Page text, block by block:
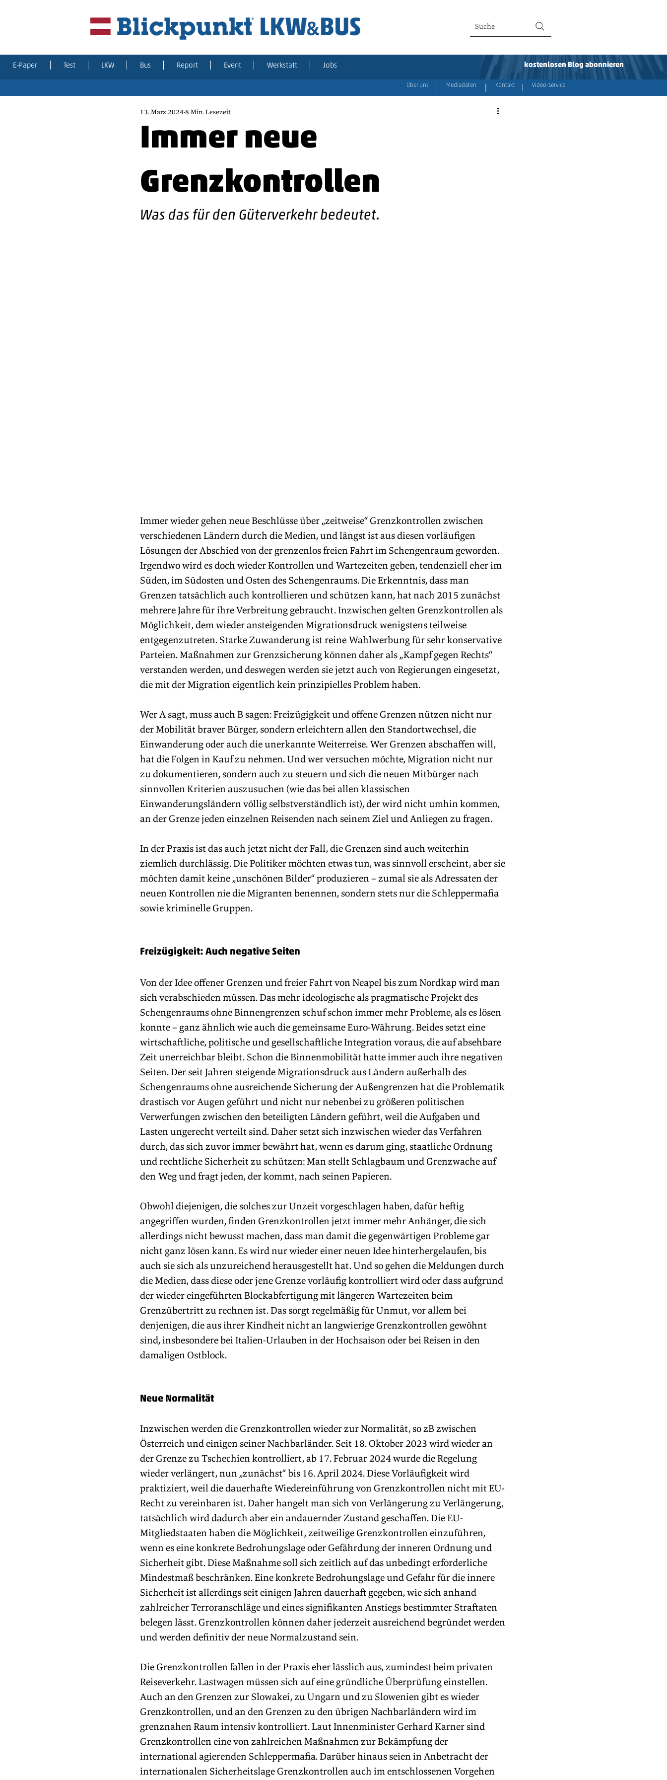
Suche
E-Paper Test LKW Bus Report Event Werkstatt Jobs kostenlosen Blog abonnieren
Immer neue
Grenzkontrollen
13. März 2024 8 Min. Lesezeit
Was das für den Güterverkehr bedeutet.
Immer wieder gehen neue Beschlüsse über „zeitweise“ Grenzkontrollen zwischen
verschiedenen Ländern durch die Medien, und längst ist aus diesen vorläufigen
Lösungen der Abschied von der grenzenlos freien Fahrt im Schengenraum geworden.
Irgendwo wird es doch wieder Kontrollen und Wartezeiten geben, tendenziell eher im
Süden, im Südosten und Osten des Schengenraums. Die Erkenntnis, dass man
Grenzen tatsächlich auch kontrollieren und schützen kann, hat nach 2015 zunächst
mehrere Jahre für ihre Verbreitung gebraucht. Inzwischen gelten Grenzkontrollen als
Möglichkeit, dem wieder ansteigenden Migrationsdruck wenigstens teilweise
entgegenzutreten. Starke Zuwanderung ist reine Wahlwerbung für sehr konservative
Parteien. Maßnahmen zur Grenzsicherung können daher als „Kampf gegen Rechts“
verstanden werden, und deswegen werden sie jetzt auch von Regierungen eingesetzt,
die mit der Migration eigentlich kein prinzipielles Problem haben.
Wer A sagt, muss auch B sagen: Freizügigkeit und offene Grenzen nützen nicht nur
der Mobilität braver Bürger, sondern erleichtern allen den Standortwechsel, die
Einwanderung oder auch die unerkannte Weiterreise. Wer Grenzen abschaffen will,
hat die Folgen in Kauf zu nehmen. Und wer versuchen möchte, Migration nicht nur
zu dokumentieren, sondern auch zu steuern und sich die neuen Mitbürger nach
sinnvollen Kriterien auszusuchen (wie das bei allen klassischen
Einwanderungsländern völlig selbstverständlich ist), der wird nicht umhin kommen,
an der Grenze jeden einzelnen Reisenden nach seinem Ziel und Anliegen zu fragen.
In der Praxis ist das auch jetzt nicht der Fall, die Grenzen sind auch weiterhin
ziemlich durchlässig. Die Politiker möchten etwas tun, was sinnvoll erscheint, aber sie
möchten damit keine „unschönen Bilder“ produzieren – zumal sie als Adressaten der
neuen Kontrollen nie die Migranten benennen, sondern stets nur die Schleppermafia
sowie kriminelle Gruppen.
Freizügigkeit: Auch negative Seiten
Von der Idee offener Grenzen und freier Fahrt von Neapel bis zum Nordkap wird man
sich verabschieden müssen. Das mehr ideologische als pragmatische Projekt des
Schengenraums ohne Binnengrenzen schuf schon immer mehr Probleme, als es lösen
konnte – ganz ähnlich wie auch die gemeinsame Euro-Währung. Beides setzt eine
wirtschaftliche, politische und gesellschaftliche Integration voraus, die auf absehbare
Zeit unerreichbar bleibt. Schon die Binnenmobilität hatte immer auch ihre negativen
Seiten. Der seit Jahren steigende Migrationsdruck aus Ländern außerhalb des
Schengenraums ohne ausreichende Sicherung der Außengrenzen hat die Problematik
drastisch vor Augen geführt und nicht nur nebenbei zu größeren politischen
Verwerfungen zwischen den beteiligten Ländern geführt, weil die Aufgaben und
Lasten ungerecht verteilt sind. Daher setzt sich inzwischen wieder das Verfahren
durch, das sich zuvor immer bewährt hat, wenn es darum ging, staatliche Ordnung
und rechtliche Sicherheit zu schützen: Man stellt Schlagbaum und Grenzwache auf
den Weg und fragt jeden, der kommt, nach seinen Papieren.
Obwohl diejenigen, die solches zur Unzeit vorgeschlagen haben, dafür heftig
angegriffen wurden, finden Grenzkontrollen jetzt immer mehr Anhänger, die sich
allerdings nicht bewusst machen, dass man damit die gegenwärtigen Probleme gar
nicht ganz lösen kann. Es wird nur wieder einer neuen Idee hinterhergelaufen, bis
auch sie sich als unzureichend herausgestellt hat. Und so gehen die Meldungen durch
die Medien, dass diese oder jene Grenze vorläufig kontrolliert wird oder dass aufgrund
der wieder eingeführten Blockabfertigung mit längeren Wartezeiten beim
Grenzübertritt zu rechnen ist. Das sorgt regelmäßig für Unmut, vor allem bei
denjenigen, die aus ihrer Kindheit nicht an langwierige Grenzkontrollen gewöhnt
sind, insbesondere bei Italien-Urlauben in der Hochsaison oder bei Reisen in den
damaligen Ostblock.
Neue Normalität
Inzwischen werden die Grenzkontrollen wieder zur Normalität, so zB zwischen
Österreich und einigen seiner Nachbarländer. Seit 18. Oktober 2023 wird wieder an
der Grenze zu Tschechien kontrolliert, ab 17. Februar 2024 wurde die Regelung
wieder verlängert, nun „zunächst“ bis 16. April 2024. Diese Vorläufigkeit wird
praktiziert, weil die dauerhafte Wiedereinführung von Grenzkontrollen nicht mit EU-
Recht zu vereinbaren ist. Daher hangelt man sich von Verlängerung zu Verlängerung,
tatsächlich wird dadurch aber ein andauernder Zustand geschaffen. Die EU-
Mitgliedstaaten haben die Möglichkeit, zeitweilige Grenzkontrollen einzuführen,
wenn es eine konkrete Bedrohungslage oder Gefährdung der inneren Ordnung und
Sicherheit gibt. Diese Maßnahme soll sich zeitlich auf das unbedingt erforderliche
Mindestmaß beschränken. Eine konkrete Bedrohungslage und Gefahr für die innere
Sicherheit ist allerdings seit einigen Jahren dauerhaft gegeben, wie sich anhand
zahlreicher Terroranschläge und eines signifikanten Anstiegs bestimmter Straftaten
belegen lässt. Grenzkontrollen können daher jederzeit ausreichend begründet werden
und werden definitiv der neue Normalzustand sein.
Die Grenzkontrollen fallen in der Praxis eher lässlich aus, zumindest beim privaten
Reiseverkehr. Lastwagen müssen sich auf eine gründliche Überprüfung einstellen.
Auch an den Grenzen zur Slowakei, zu Ungarn und zu Slowenien gibt es wieder
Grenzkontrollen, und an den Grenzen zu den übrigen Nachbarländern wird im
grenznahen Raum intensiv kontrolliert. Laut Innenminister Gerhard Karner sind
Grenzkontrollen eine von zahlreichen Maßnahmen zur Bekämpfung der
international agierenden Schleppermafia. Darüber hinaus seien in Anbetracht der
internationalen Sicherheitslage Grenzkontrollen auch im entschlossenen Vorgehen
Über uns Mediadaten Kontakt Video-Service